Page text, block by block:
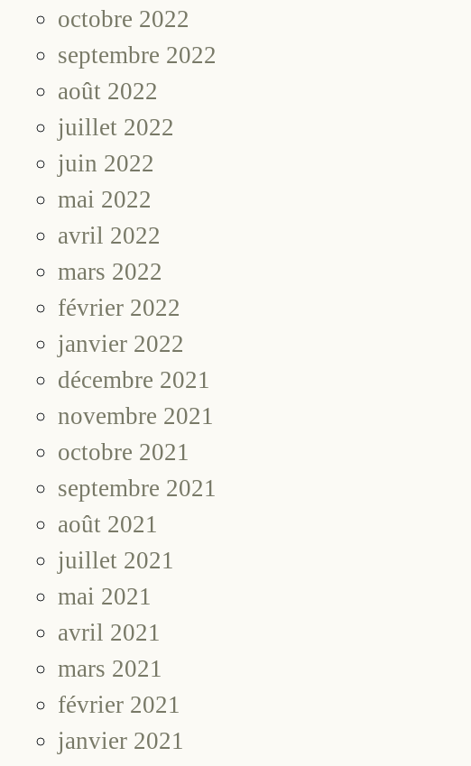
octobre 2022
septembre 2022
août 2022
juillet 2022
juin 2022
mai 2022
avril 2022
mars 2022
février 2022
janvier 2022
décembre 2021
novembre 2021
octobre 2021
septembre 2021
août 2021
juillet 2021
mai 2021
avril 2021
mars 2021
février 2021
janvier 2021